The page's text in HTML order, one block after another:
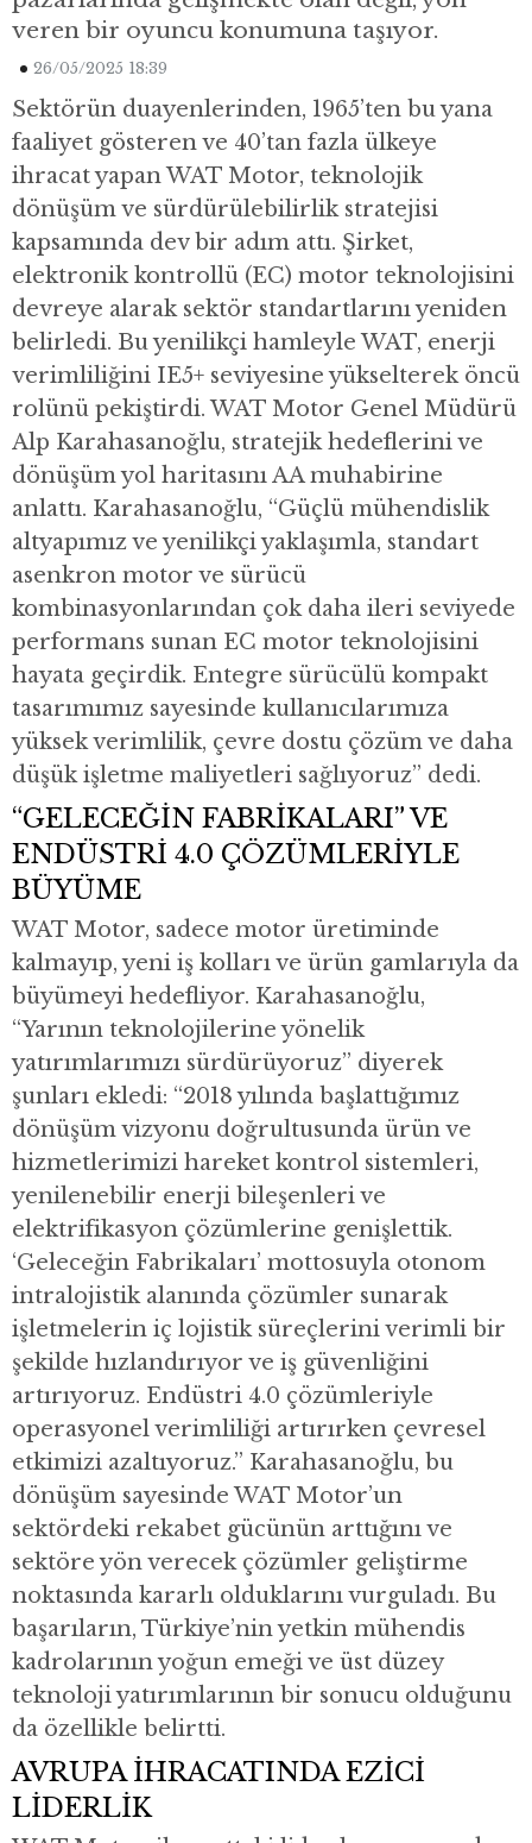
veren bir oyuncu konumuna taşıyor.
26/05/2025 18:39
Sektörün duayenlerinden, 1965’ten bu yana
faaliyet gösteren ve 40’tan fazla ülkeye
ihracat yapan WAT Motor, teknolojik
dönüşüm ve sürdürülebilirlik stratejisi
kapsamında dev bir adım attı. Şirket,
elektronik kontrollü (EC) motor teknolojisini
devreye alarak sektör standartlarını yeniden
belirledi. Bu yenilikçi hamleyle WAT, enerji
verimliliğini IE5+ seviyesine yükselterek öncü
rolünü pekiştirdi. WAT Motor Genel Müdürü
Alp Karahasanoğlu, stratejik hedeflerini ve
dönüşüm yol haritasını AA muhabirine
anlattı. Karahasanoğlu, “Güçlü mühendislik
altyapımız ve yenilikçi yaklaşımla, standart
asenkron motor ve sürücü
kombinasyonlarından çok daha ileri seviyede
performans sunan EC motor teknolojisini
hayata geçirdik. Entegre sürücülü kompakt
tasarımımız sayesinde kullanıcılarımıza
yüksek verimlilik, çevre dostu çözüm ve daha
düşük işletme maliyetleri sağlıyoruz” dedi.
“GELECEĞİN FABRİKALARI” VE
ENDÜSTRİ 4.0 ÇÖZÜMLERİYLE
BÜYÜME
WAT Motor, sadece motor üretiminde
kalmayıp, yeni iş kolları ve ürün gamlarıyla da
büyümeyi hedefliyor. Karahasanoğlu,
“Yarının teknolojilerine yönelik
yatırımlarımızı sürdürüyoruz” diyerek
şunları ekledi: “2018 yılında başlattığımız
dönüşüm vizyonu doğrultusunda ürün ve
hizmetlerimizi hareket kontrol sistemleri,
yenilenebilir enerji bileşenleri ve
elektrifikasyon çözümlerine genişlettik.
‘Geleceğin Fabrikaları’ mottosuyla otonom
intralojistik alanında çözümler sunarak
işletmelerin iç lojistik süreçlerini verimli bir
şekilde hızlandırıyor ve iş güvenliğini
artırıyoruz. Endüstri 4.0 çözümleriyle
operasyonel verimliliği artırırken çevresel
etkimizi azaltıyoruz.” Karahasanoğlu, bu
dönüşüm sayesinde WAT Motor’un
sektördeki rekabet gücünün arttığını ve
sektöre yön verecek çözümler geliştirme
noktasında kararlı olduklarını vurguladı. Bu
başarıların, Türkiye’nin yetkin mühendis
kadrolarının yoğun emeği ve üst düzey
teknoloji yatırımlarının bir sonucu olduğunu
da özellikle belirtti.
AVRUPA İHRACATINDA EZİCİ
LİDERLİK